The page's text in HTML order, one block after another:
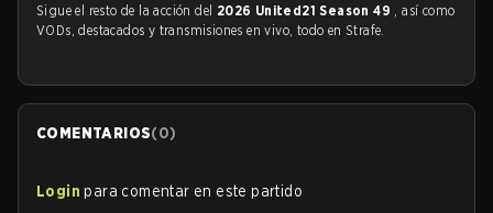
Sigue el resto de la acción del 2026 United21 Season 49 , así como
VODs, destacados y transmisiones en vivo, todo en Strafe.
COMENTARIOS(0)
Login para comentar en este partido